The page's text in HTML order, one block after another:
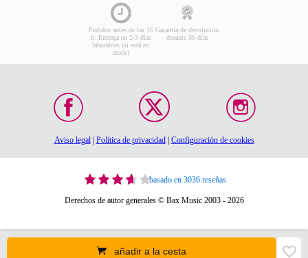
añadir a la cesta
Pedidos antes de las 16
h: Entrega en 2-3 días
laborables (si está en
stock)
Garantía de devolución
durante 30 días
Aviso legal| Política de privacidad| Configuración de cookies
basado en 3036 reseñas
Derechos de autor generales © Bax Music 2003 - 2026